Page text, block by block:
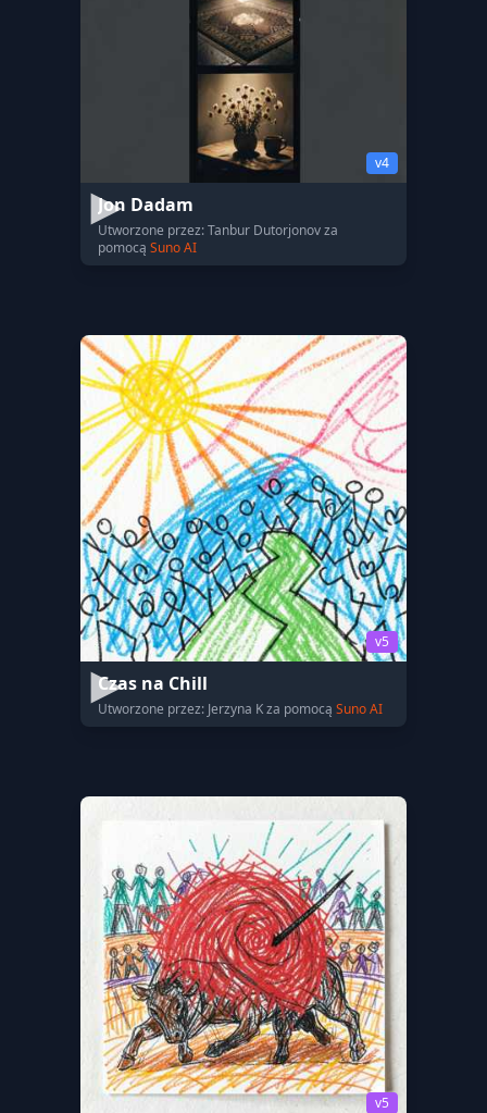
v4
Jon Dadam
Utworzone przez: Tanbur Dutorjonov za
pomocą Suno AI
v5
Czas na Chill
Utworzone przez: Jerzyna K za pomocą Suno AI
v5